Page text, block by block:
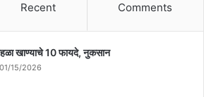
Recent Comments
खाण्याचे 10 फायदे, नुकसान
01/15/2026